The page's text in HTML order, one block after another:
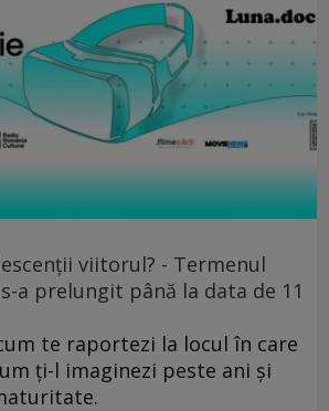
viitorul? - Termenul
a prelungit până la data de 11
te raportezi la locul în care
ți-l imaginezi peste ani și